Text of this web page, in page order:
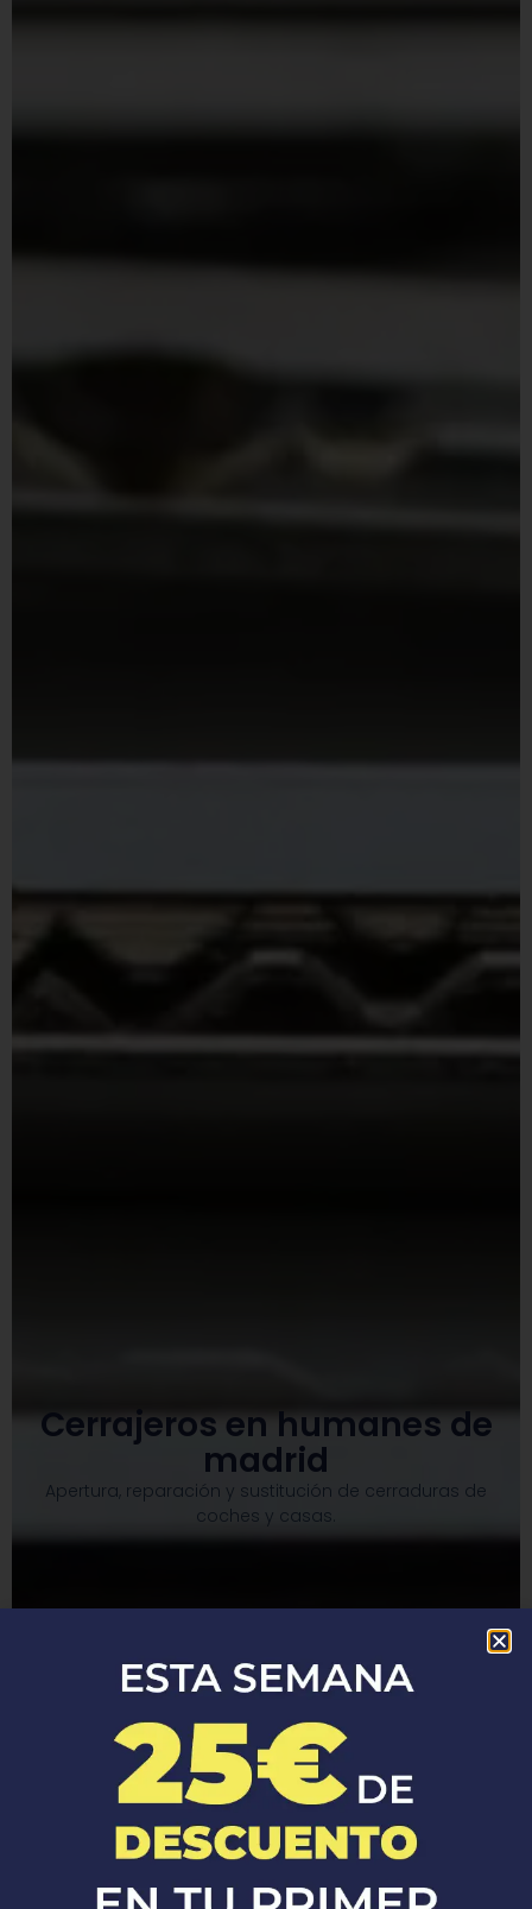
Cerrajeros en humanes de
madrid
Apertura, reparación y sustitución de cerraduras de
coches y casas.​